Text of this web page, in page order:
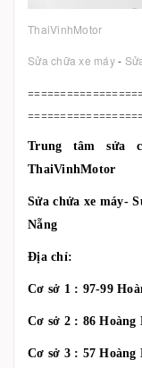
ThaiVinhMotor
Sửa chữa xe máy-
Trung tâm sửa
ThaiVinhMotor
Sửa chửa xe máy-
Nẵng
Địa chỉ:
Cơ sở 1 : 97-99
Cơ sở 2 : 86 Hoàng
Cơ sở 3 : 57 Hoàng